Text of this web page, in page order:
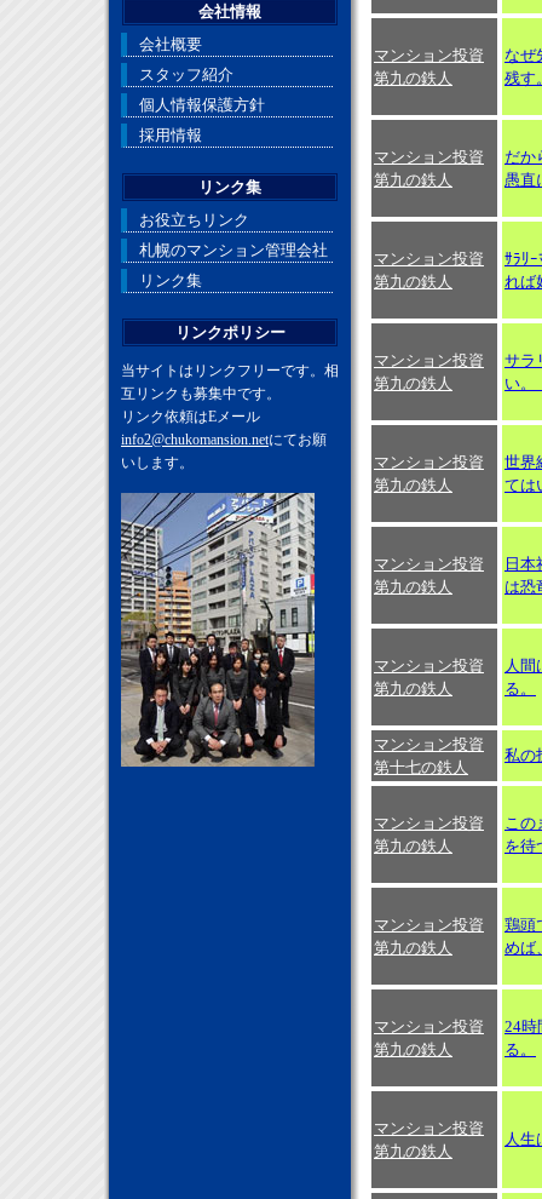
マンション投資
第九の鉄人
なぜ
残す
マンション投資
第九の鉄人
だか
愚直
マンション投資
第九の鉄人
ｻﾗﾘ
れば
マンション投資
第九の鉄人
サラ
い。
マンション投資
第九の鉄人
世界
ては
マンション投資
第九の鉄人
日
は恐
マンション投資
第九の鉄人
人間
る。
マンション投資
第十七の鉄人
私の
マンション投資
第九の鉄人
この
を待
マンション投資
第九の鉄人
鶏頭
めば
マンション投資
第九の鉄人
24時
る。
マンション投資
第九の鉄人
人生
会社情報
会社概要
スタッフ紹介
個人情報保護方針
採用情報
リンク集
お役立ちリンク
札幌のマンション管理会社
リンク集
リンクポリシー
当サイトはリンクフリーです。相
互リンクも募集中です。
リンク依頼はEメール
info2@chukomansion.netにてお願
いします。